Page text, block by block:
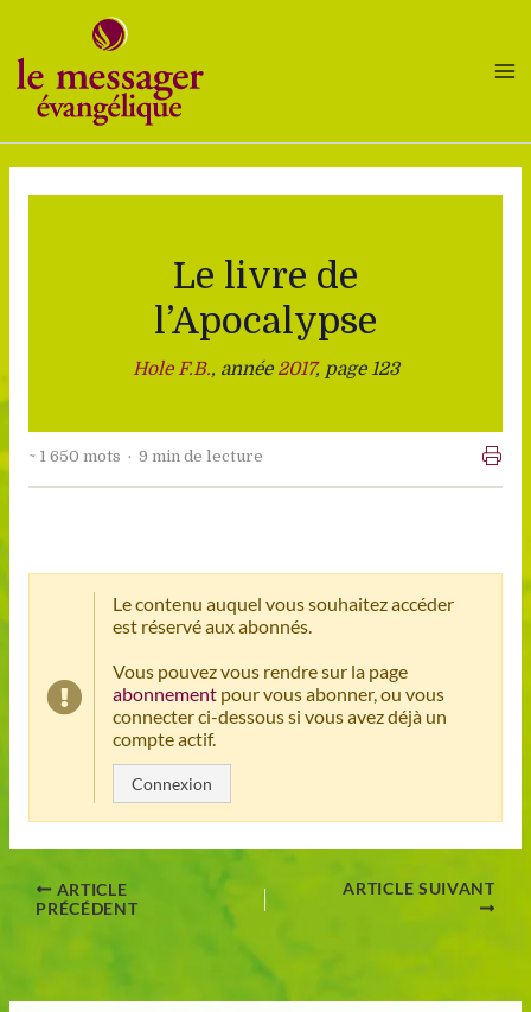
contenu
Le livre de
l’Apocalypse
Hole F.B., année 2017, page 123
~ 1 650 mots · 9 min de lecture
Le contenu auquel vous souhaitez accéder
est réservé aux abonnés.
Vous pouvez vous rendre sur la page
abonnementpour vous abonner, ou vous
connecter ci-dessous si vous avez déjà un
compte actif.
Connexion
ARTICLE
PRÉCÉDENT
ARTICLE SUIVANT